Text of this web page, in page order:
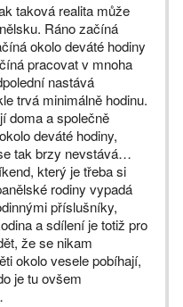
taková realita může
Ráno začíná
okolo deváté hodiny
pracovat v mnoha
nastává
trvá minimálně hodinu.
doma a společně
deváté hodiny,
tak brzy nevstává…
který je třeba si
rodiny vypadá
příslušníky,
a sdílení je totiž pro
že se nikam
okolo vesele pobíhají,
je tu ovšem